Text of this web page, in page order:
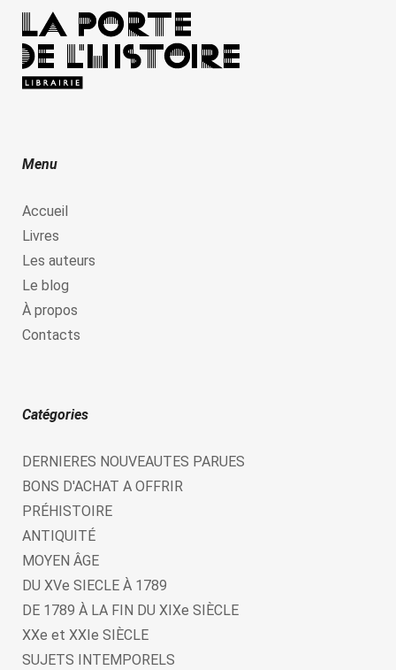
Menu
Accueil
Livres
Les auteurs
Le blog
À propos
Contacts
Catégories
DERNIERES NOUVEAUTES PARUES
BONS D'ACHAT A OFFRIR
PRÉHISTOIRE
ANTIQUITÉ
MOYEN ÂGE
DU XVe SIECLE À 1789
DE 1789 À LA FIN DU XIXe SIÈCLE
XXe et XXIe SIÈCLE
SUJETS INTEMPORELS